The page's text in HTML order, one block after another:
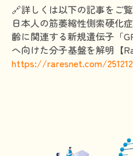
難病研究班の情報発信
HAM研究班
神経免疫班
🔗詳しくは以下の記事をご覧
日本人の筋萎縮性側索硬化
齢に関連する新規遺伝子「
へ向けた分子基盤を解明【
https://raresnet.com/